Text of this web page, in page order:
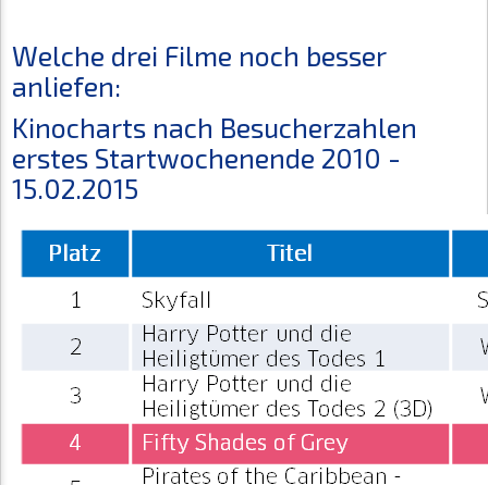
Welche drei Filme noch besser
anliefen:
Kinocharts nach Besucherzahlen
erstes Startwochenende 2010 -
15.02.2015